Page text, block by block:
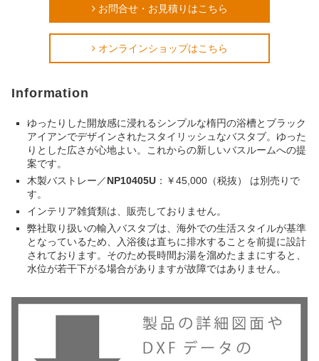
お問合せ・お見積りはこちら
オンラインショップはこちら
Information
ゆったりした開放感に浸れるシンプルな楕円の浴槽とブラック
アイアンでデザインされたスタイリッシュなバスタブ。ゆった
りとした広さが心地よい。これからの新しいバスルームへの提
案です。
木製バストレー／NP10405U ：￥45,000（税抜） は別売りで
す。
インテリア雑貨類は、販売しておりません。
弊社取り扱いの輸入バスタブは、 海外での生活スタイルが基準
となっているため、
入浴後は直ちに排水することを前提に設計
されております。 そのため長時間お湯を溜めたままにすると、
水位が若干下がる場合がありますが故障ではありません。